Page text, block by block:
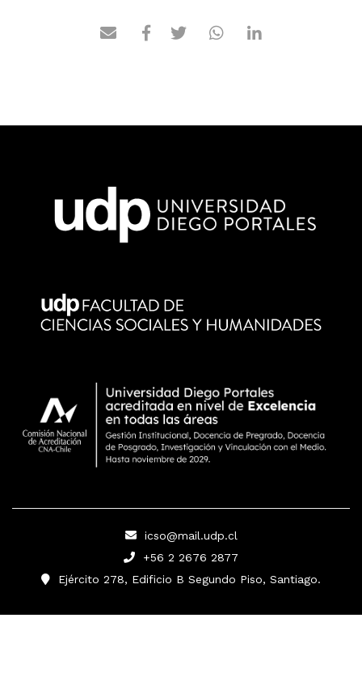
icso@mail.udp.cl
+56 2 2676 2877
Ejército 278, Edificio B Segundo Piso, Santiago.